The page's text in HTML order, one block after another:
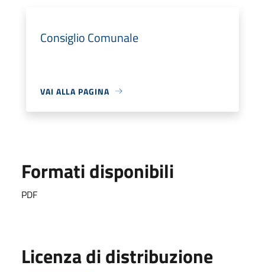
Consiglio Comunale
VAI ALLA PAGINA
Formati disponibili
PDF
Licenza di distribuzione